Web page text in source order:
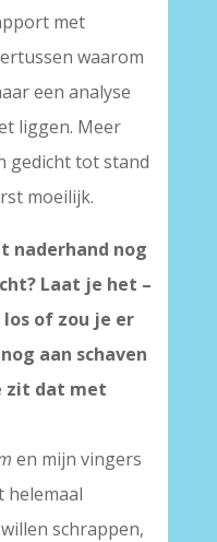
met
waarom
een analyse
liggen. Meer
gedicht tot stand
moeilijk.
naderhand nog
Laat je het –
of zou je er
aan schaven
zit dat met
en mijn vingers
helemaal
schrappen,